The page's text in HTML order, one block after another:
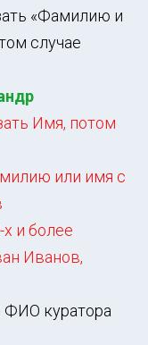
«Фамилию и
случае
Имя, потом
или имя с
и более
Иванов,
ФИО куратора